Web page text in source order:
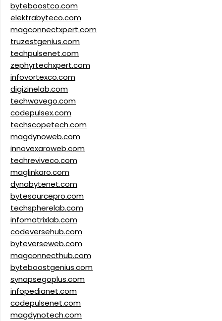
byteboostco.com
elektrabyteco.com
magconnectxpert.com
truzestgenius.com
techpulsenet.com
zephyrtechxpert.com
infovortexco.com
digizinelab.com
techwavego.com
codepulsex.com
techscopetech.com
magdynoweb.com
innovexaroweb.com
techreviveco.com
maglinkaro.com
dynabytenet.com
bytesourcepro.com
techspherelab.com
infomatrixlab.com
codeversehub.com
byteverseweb.com
magconnecthub.com
byteboostgenius.com
synapsegoplus.com
infopedianet.com
codepulsenet.com
magdynotech.com